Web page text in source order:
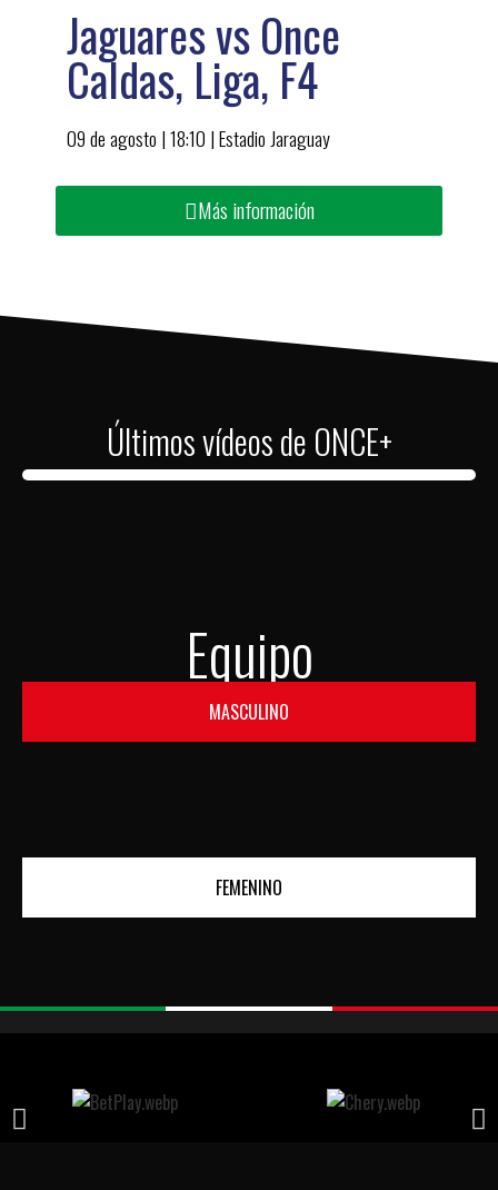
Jaguares vs Once
Caldas, Liga, F4
09 de agosto | 18:10 | Estadio Jaraguay
Más información
Últimos vídeos de ONCE+
Equipo
MASCULINO
FEMENINO